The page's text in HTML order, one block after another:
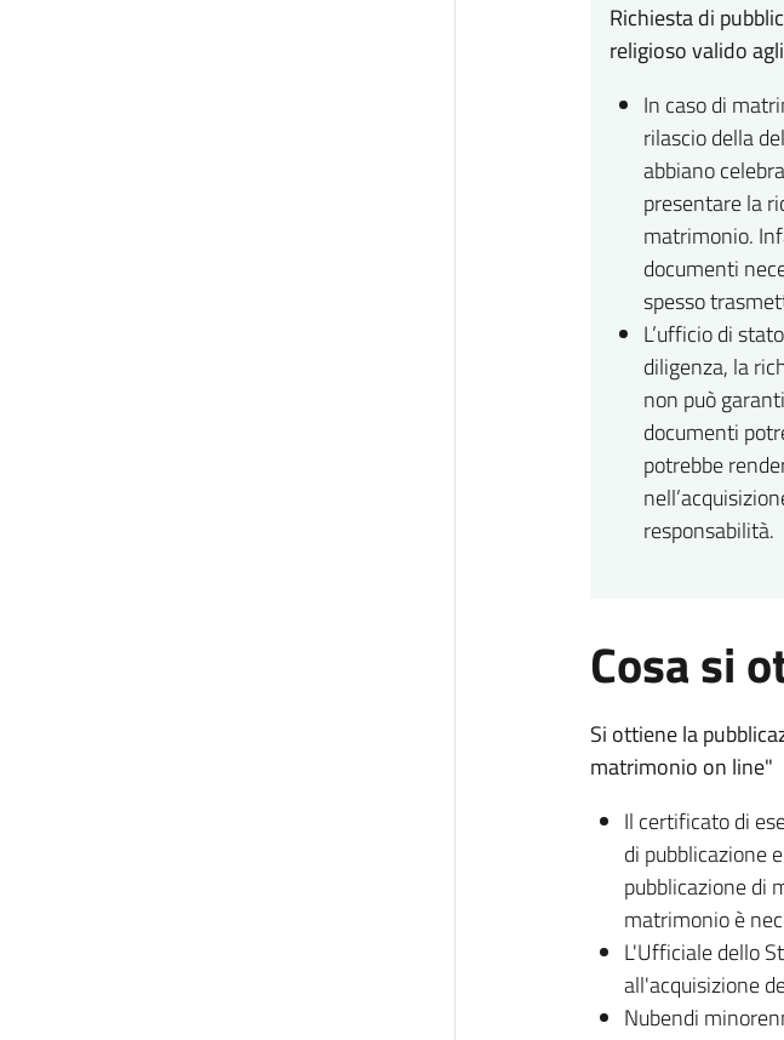
Richiesta di
religioso valido
In caso di
rilascio della
abbiano
presentare la
matrimonio.
documenti
spesso
L’ufficio di
diligenza, la
non può
documenti
potrebbe
responsabilità.
Cosa si
Si ottiene la
matrimonio on line"
Il certificato di
di pubblicazione
pubblicazione di
matrimonio è
L'Ufficiale dello
all'acquisizione
Nubendi